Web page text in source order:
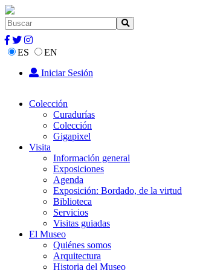
ES
EN
Iniciar Sesión
Colección
Curadurías
Colección
Gigapixel
Visita
Información general
Exposiciones
Agenda
Exposición: Bordado, de la virtud
Biblioteca
Servicios
Visitas guiadas
El Museo
Quiénes somos
Arquitectura
Historia del Museo